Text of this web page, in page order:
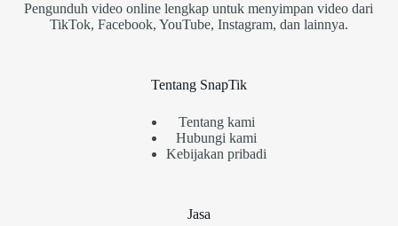
Pengunduh video online lengkap untuk menyimpan video dari
TikTok, Facebook, YouTube, Instagram, dan lainnya.
Tentang SnapTik
Tentang kami
Hubungi kami
Kebijakan pribadi
Jasa